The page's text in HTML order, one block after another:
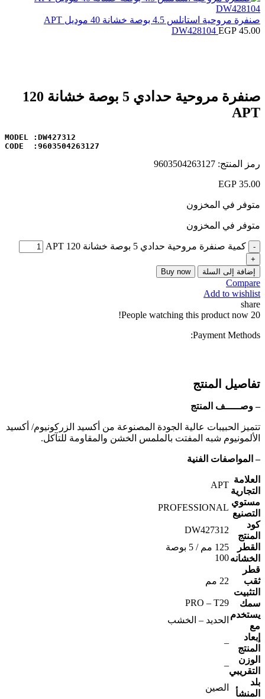
صنفرة مروحية استانلس 4.5 بوصة خشانة 40 موديل APT
DW428104 EGP 45.00
صنفرة مروحية حدادي 5 بوصة خشانة 120
APT
CODE  :9603504263127
رمز المنتج: 9603504263127
EGP 35.00
متوفر في المخزون
متوفر في المخزون
كمية صنفرة مروحية حدادي 5 بوصة خشانة 120 APT
إضافة إلى السلة Buy now
Compare
Add to wishlist
share
20
People watching this product now!
Payment Methods:
تفاصيل المنتج
– وصـــــف المنتج
تتميز الحبيبات عالية الجودة المصنوعة من أكسيد الزركونيوم/ أكسيد
الألمونيوم شبه المفتت بالملمس الخشن والمقاومة للتآكل.
– المواصفات الفنية
العلامة
التجارية
APT
مستوي
التصنيع
PROFESSIONAL
كود
المنتج
DW427312
القطر
125 مم / 5 بوصة
الخشانه100
قطر
ثقب
التثبيت
22 مم
سمك
PRO – T29
يستخدم
مع
الحديد – الخشب
إبعاد
المنتج
–
الوزن
التقريبي
–
بلد
المنشأ
الصين